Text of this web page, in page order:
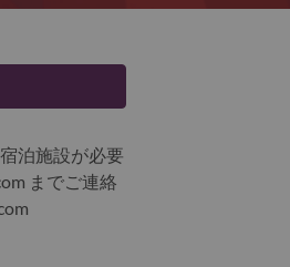
泊施設が必要
までご連絡